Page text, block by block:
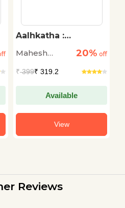
Aalhkatha :
Aatmahanta Adhyay
Mahesh
20% off
₹399₹ 319.2
Available
View
Reviews